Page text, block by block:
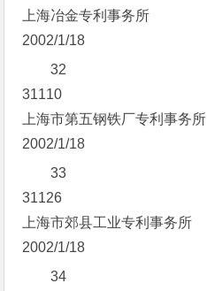
上海冶金专利事务所
2002/1/18
32
31110
上海市第五钢铁厂专利事务所
2002/1/18
33
31126
上海市郊县工业专利事务所
2002/1/18
34